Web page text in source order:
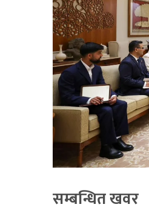
सम्बन्धित खवर